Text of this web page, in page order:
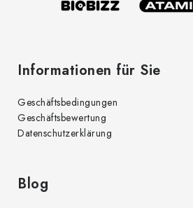
Informationen für Sie
Geschäftsbedingungen
Geschäftsbewertung
Datenschutzerklärung
Blog